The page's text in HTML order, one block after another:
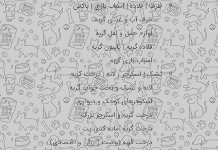
ظرف | قلاده | اسباب بازی | باکس
ظرف آب و غذای گربه
لوازم حمل و نقل گربه
قلاده گربه | پاپیون گربه
اسباب بازی گربه
تشک | اسکرچر | لانه | درخت گربه
لانه و تشک و تخت خواب گربه
اسکرچرهای کوچک و دیواری
درخت گربه و اسکرچر بزرگ
درخت گربه آماده کدی پت
درخت گربه ژوانیت (ارزان و اقتصادی)